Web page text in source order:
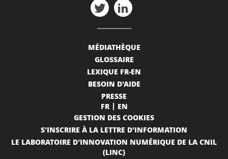
MÉDIATHÈQUE
GLOSSAIRE
LEXIQUE FR-EN
BESOIN D'AIDE
PRESSE
FR
EN
GESTION DES COOKIES
S'INSCRIRE À LA LETTRE D'INFORMATION
LE LABORATOIRE D'INNOVATION NUMÉRIQUE DE LA CNIL
(LINC)